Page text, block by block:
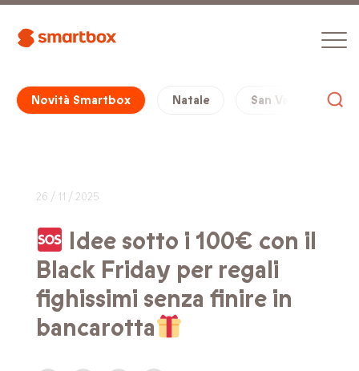
Novità Smartbox Natale San Valentino
26 / 11 / 2025
Idee sotto i 100€ con il
Black Friday per regali
fighissimi senza finire in
bancarotta